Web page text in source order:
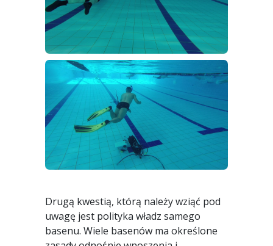
Drugą kwestią, którą należy wziąć pod
uwagę jest polityka władz samego
basenu. Wiele basenów ma określone